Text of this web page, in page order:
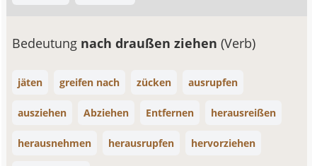
Bedeutung nach draußen ziehen(Verb)
jäten greifen nach zücken ausrupfen
ausziehen Abziehen Entfernen herausreißen
herausnehmen herausrupfen hervorziehen